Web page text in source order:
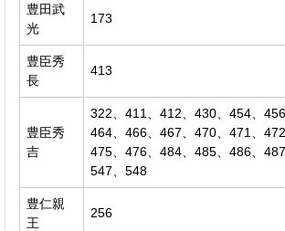
豊田武
光
173
豊臣秀
長
413
豊臣秀
吉
322、411、412、430、454、456
464、466、467、470、471、472
475、476、484、485、486、487
547、548
豊仁親
王
256